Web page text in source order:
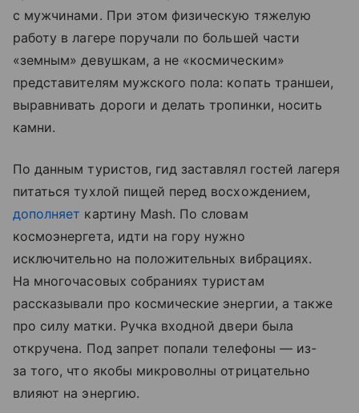
с мужчинами. При этом физическую тяжелую
работу в лагере поручали по большей части
«земным» девушкам, а не «космическим»
представителям мужского пола: копать траншеи,
выравнивать дороги и делать тропинки, носить
камни.
По данным туристов, гид заставлял гостей лагеря
питаться тухлой пищей перед восхождением,
дополняет картину Mash. По словам
космоэнергета, идти на гору нужно
исключительно на положительных вибрациях.
На многочасовых собраниях туристам
рассказывали про космические энергии, а также
про силу матки. Ручка входной двери была
откручена. Под запрет попали телефоны — из-
за того, что якобы микроволны отрицательно
влияют на энергию.